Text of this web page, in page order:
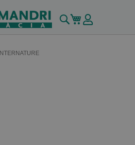
Buscar
Mi carrito
INTERNATURE